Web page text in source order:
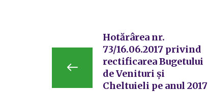
Hotărârea nr.
73/16.06.2017 privind
rectificarea Bugetului
de Venituri și
Cheltuieli pe anul 2017